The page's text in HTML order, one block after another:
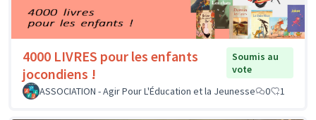
4000 LIVRES pour les enfants
jocondiens !
Soumis au
vote
ASSOCIATION - Agir Pour L'Éducation et la Jeunesse
0 1